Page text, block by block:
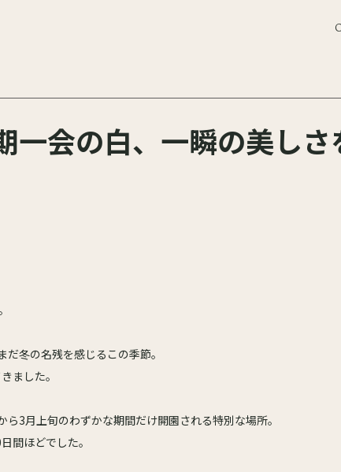
一会の白、一瞬の美しさ
冬の名残を感じるこの季節。
ました。
3月上旬のわずかな期間だけ開園される特別な場所。
間ほどでした。